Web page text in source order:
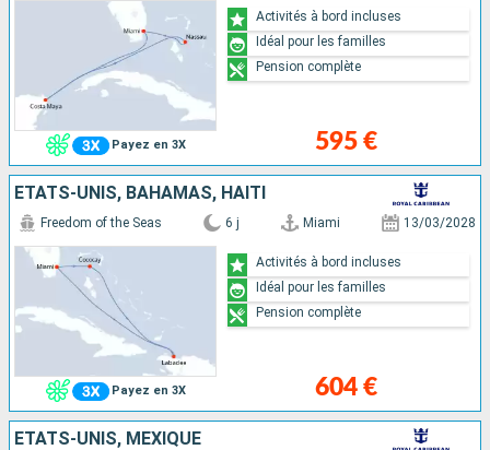
Payez en 3X 595 €
Activités à bord incluses
Idéal pour les familles
Pension complète
ÉTATS-UNIS, BAHAMAS, HAÏTI
Payez en 3X
Freedom of the Seas 6 j Miami 13/03/2028
604 €
Activités à bord incluses
Idéal pour les familles
Pension complète
ÉTATS-UNIS, MEXIQUE